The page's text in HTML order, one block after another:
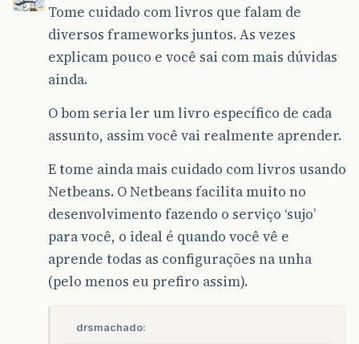
Tome cuidado com livros que falam de
diversos frameworks juntos. As vezes
explicam pouco e você sai com mais dúvidas
ainda.
O bom seria ler um livro específico de cada
assunto, assim você vai realmente aprender.
E tome ainda mais cuidado com livros usando
Netbeans. O Netbeans facilita muito no
desenvolvimento fazendo o serviço ‘sujo’
para você, o ideal é quando você vê e
aprende todas as configurações na unha
(pelo menos eu prefiro assim).
drsmachado: